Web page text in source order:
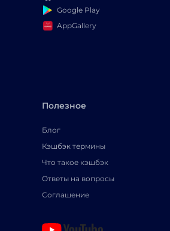
Google Play
AppGallery
Полезное
Блог
Кэшбэк термины
Что такое кэшбэк
Ответы на вопросы
Соглашение